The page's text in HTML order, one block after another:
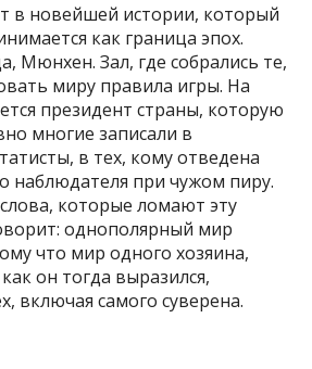
в новейшей истории, который
как граница эпох.
Мюнхен. Зал, где собрались те,
миру правила игры. На
президент страны, которую
многие записали в
в тех, кому отведена
наблюдателя при чужом пиру.
которые ломают эту
однополярный мир
что мир одного хозяина,
он тогда выразился,
включая самого суверена.